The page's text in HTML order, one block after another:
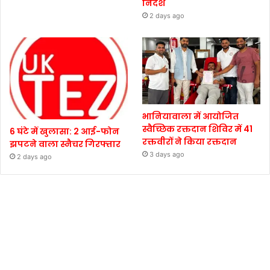
निर्देश
2 days ago
6 घंटे में खुलासा: 2 आई-फोन
झपटने वाला स्नैचर गिरफ्तार
2 days ago
भानियावाला में आयोजित
स्वैच्छिक रक्तदान शिविर में 41
रक्तवीरों ने किया रक्तदान
3 days ago